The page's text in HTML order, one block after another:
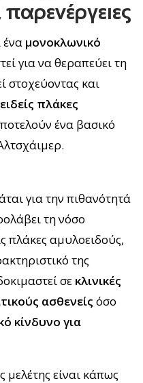
παρενέργειες
ένα μονοκλωνικό
για να θεραπεύει τη
στοχεύοντας και
πλάκες
ένα βασικό
για την πιθανότητά
τη νόσο
πλάκες αμυλοειδούς,
της
σε κλινικές
ασθενείς όσο
κίνδυνο για
είναι κάπως